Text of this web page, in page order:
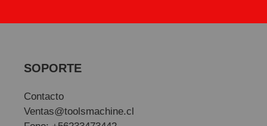
SOPORTE
Contacto
Ventas@toolsmachine.cl